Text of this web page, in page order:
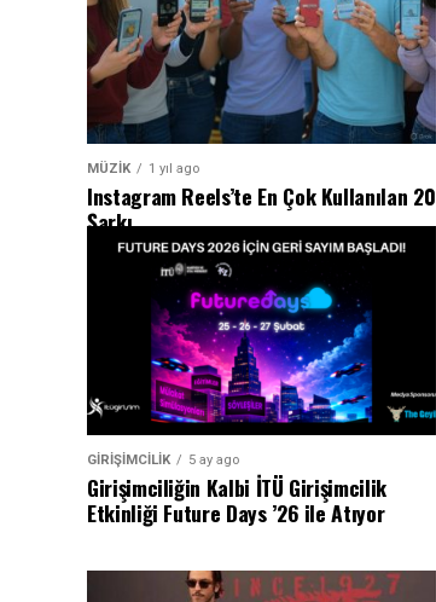
MÜZİK 1 yıl ago
Instagram Reels’te En Çok Kullanılan 20
Şarkı
GİRİŞİMCİLİK 5 ay ago
Girişimciliğin Kalbi İTÜ Girişimcilik
Etkinliği Future Days ’26 ile Atıyor